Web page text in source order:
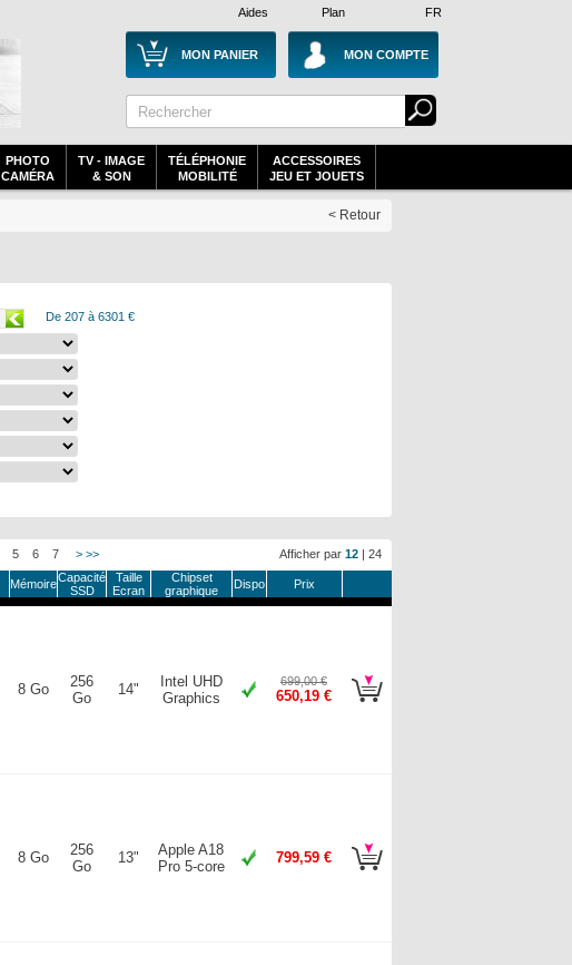
Plan
Aides FR
MON PANIER MON COMPTE
PHOTO
CAMÉRA
TV - IMAGE
& SON
TÉLÉPHONIE
MOBILITÉ
ACCESSOIRES
JEU ET JOUETS
< Retour
De 207 à 6301 €
Afficher par 12 | 24
5 6 7 > >>
MémoireCapacité
SSD
Taille
Ecran
Chipset
graphique
Dispo Prix
8 Go
256
Go
14"
Intel UHD
Graphics
699,00 €
650,19 €
8 Go
256
Go
13"
Apple A18
Pro 5-core
799,59 €